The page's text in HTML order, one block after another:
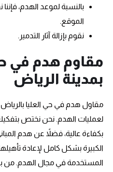
بالنسبة لموعد الهدم،
الموقع.
نقوم بإزالة آثار التدمير.
مقاوم هدم في
بمدينة الرياض
مقاول هدم في حي العليا
لعمليات الهدم. نحن نختص بتفكيك
بكفاءة عالية، فضلاً عن هدم
الكبيرة بشكل كامل لإعادة
المستخدمة في مجال الهدم. من